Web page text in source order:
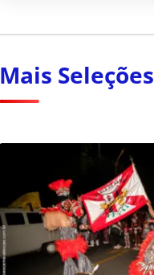
Mais Seleções